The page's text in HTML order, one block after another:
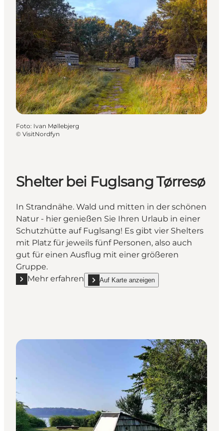
Foto: Ivan Møllebjerg
© VisitNordfyn
Shelter bei Fuglsang Tørresø
In Strandnähe. Wald und mitten in der schönen
Natur - hier genießen Sie Ihren Urlaub in einer
Schutzhütte auf Fuglsang! Es gibt vier Shelters
mit Platz für jeweils fünf Personen, also auch
gut für einen Ausflug mit einer größeren
Gruppe.
Mehr erfahren
Mehr erfahren "Shelter bei Fuglsang Tørresø"
Auf Karte anzeigen
show Shelter bei Fuglsang Tørresø on_map